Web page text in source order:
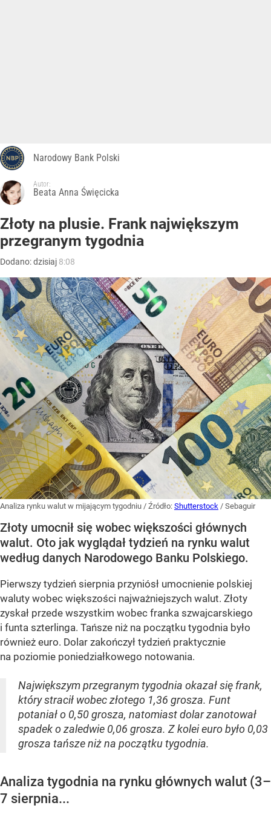
Narodowy Bank Polski
Autor:
Beata Anna Święcicka
Złoty na plusie. Frank największym
przegranym tygodnia
Dodano:dzisiaj 8:08
Analiza rynku walut w mijającym tygodniu / Źródło: Shutterstock / Sebaguir
Złoty umocnił się wobec większości głównych
walut. Oto jak wyglądał tydzień na rynku walut
według danych Narodowego Banku Polskiego.
Pierwszy tydzień sierpnia przyniósł umocnienie polskiej
waluty wobec większości najważniejszych walut. Złoty
zyskał przede wszystkim wobec franka szwajcarskiego
i funta szterlinga. Tańsze niż na początku tygodnia było
również euro. Dolar zakończył tydzień praktycznie
na poziomie poniedziałkowego notowania.
Największym przegranym tygodnia okazał się frank,
który stracił wobec złotego 1,36 grosza. Funt
potaniał o 0,50 grosza, natomiast dolar zanotował
spadek o zaledwie 0,06 grosza. Z kolei euro było 0,03
grosza tańsze niż na początku tygodnia.
Analiza tygodnia na rynku głównych walut (3–
7 sierpnia...